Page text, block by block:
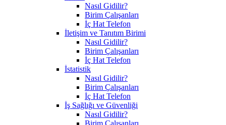
Nasıl Gidilir?
Birim Çalışanları
İç Hat Telefon
İletişim ve Tanıtım Birimi
Nasıl Gidilir?
Birim Çalışanları
İç Hat Telefon
İstatistik
Nasıl Gidilir?
Birim Çalışanları
İç Hat Telefon
İş Sağlığı ve Güvenliği
Nasıl Gidilir?
Birim Çalışanları